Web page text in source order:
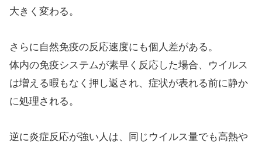
大きく変わる。
さらに自然免疫の反応速度にも個人差がある。
体内の免疫システムが素早く反応した場合、ウイルス
は増える暇もなく押し返され、症状が表れる前に静か
に処理される。
逆に炎症反応が強い人は、同じウイルス量でも高熱や